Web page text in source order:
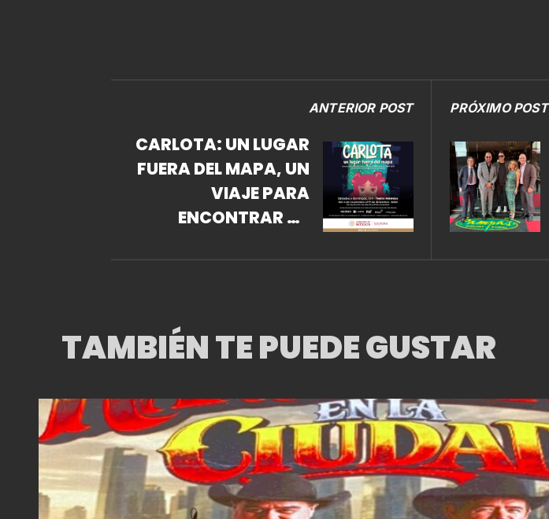
ANTERIOR POST
CARLOTA: UN LUGAR
FUERA DEL MAPA, UN
VIAJE PARA
ENCONTRAR TU
PRÓXIMO POST
TAMBIÉN TE PUEDE GUSTAR